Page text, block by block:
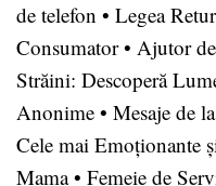
de telefon • Legea
Consumator• Ajutor
Străini: Descoperă
Anonime • Mesaje de
Cele mai Emoționante
Mama• Femeie de